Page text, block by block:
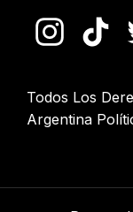
Todos Los
Argentina